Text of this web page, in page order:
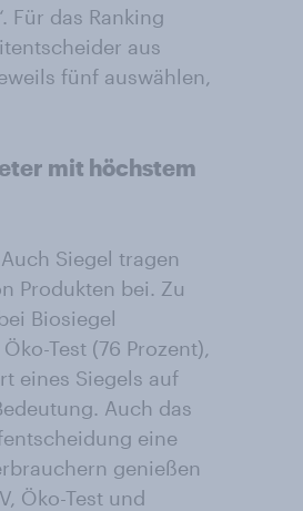
Für das Ranking
aus
fünf auswählen,
mit höchstem
Siegel tragen
Produkten bei. Zu
Biosiegel
Test (76 Prozent),
eines Siegels auf
Auch das
eine
genießen
Öko-Test und